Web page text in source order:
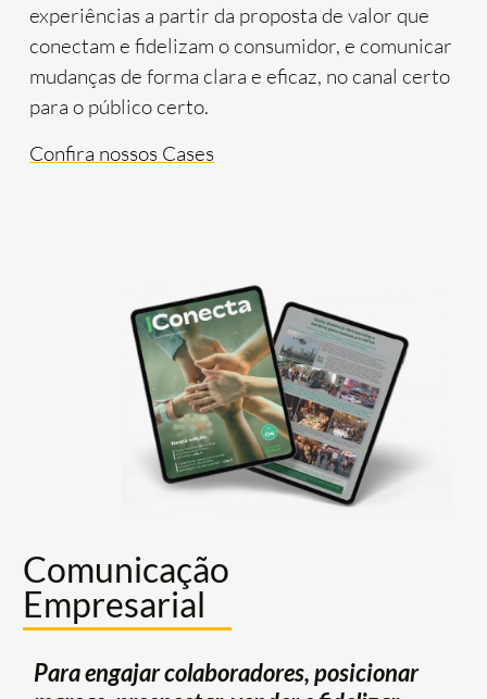
experiências a partir da proposta de valor que
conectam e fidelizam o consumidor, e comunicar
mudanças de forma clara e eficaz, no canal certo
para o público certo.
Confira nossos Cases
Comunicação
Empresarial
Para engajar colaboradores, posicionar